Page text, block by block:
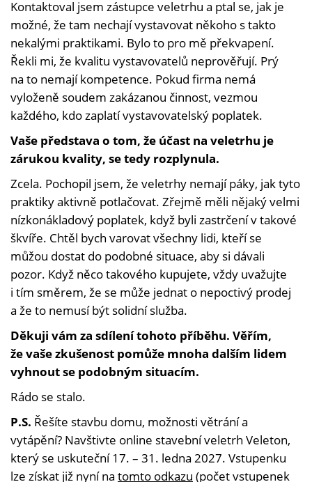
Kontaktoval jsem zástupce veletrhu a ptal se, jak je
možné, že tam nechají vystavovat někoho s takto
nekalými praktikami. Bylo to pro mě překvapení.
Řekli mi, že kvalitu vystavovatelů neprověřují. Prý
na to nemají kompetence. Pokud firma nemá
vyloženě soudem zakázanou činnost, vezmou
každého, kdo zaplatí vystavovatelský poplatek.
Vaše představa o tom, že účast na veletrhu je
zárukou kvality, se tedy rozplynula.
Zcela. Pochopil jsem, že veletrhy nemají páky, jak tyto
praktiky aktivně potlačovat. Zřejmě měli nějaký velmi
nízkonákladový poplatek, když byli zastrčení v takové
škvíře. Chtěl bych varovat všechny lidi, kteří se
můžou dostat do podobné situace, aby si dávali
pozor. Když něco takového kupujete, vždy uvažujte
i tím směrem, že se může jednat o nepoctivý prodej
a že to nemusí být solidní služba.
Děkuji vám za sdílení tohoto příběhu. Věřím,
že vaše zkušenost pomůže mnoha dalším lidem
vyhnout se podobným situacím.
Rádo se stalo.
P.S. Řešíte stavbu domu, možnosti větrání a
vytápění? Navštivte online stavební veletrh Veleton,
který se uskuteční 17. – 31. ledna 2027. Vstupenku
lze získat již nyní na tomto odkazu (počet vstupenek